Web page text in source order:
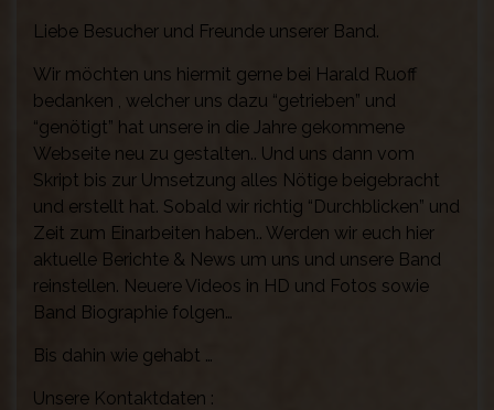
Liebe Besucher und Freunde unserer Band.
Wir möchten uns hiermit gerne bei Harald Ruoff
bedanken , welcher uns dazu “getrieben” und
“genötigt” hat unsere in die Jahre gekommene
Webseite neu zu gestalten.. Und uns dann vom
Skript bis zur Umsetzung alles Nötige beigebracht
und erstellt hat. Sobald wir richtig “Durchblicken” und
Zeit zum Einarbeiten haben.. Werden wir euch hier
aktuelle Berichte & News um uns und unsere Band
reinstellen. Neuere Videos in HD und Fotos sowie
Band Biographie folgen…
Bis dahin wie gehabt …
Unsere Kontaktdaten :